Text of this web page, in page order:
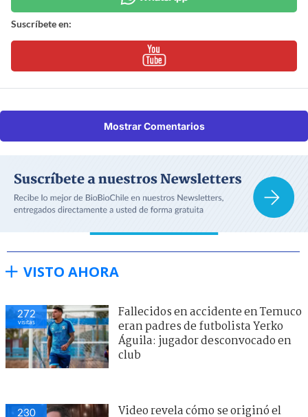
Suscríbete en:
Mostrar Comentarios
VISTO AHORA
272
visitas
Fallecidos en accidente en Temuco
eran padres de futbolista Yerko
Águila: jugador desconvocado en
club
230
Video revela cómo se originó el